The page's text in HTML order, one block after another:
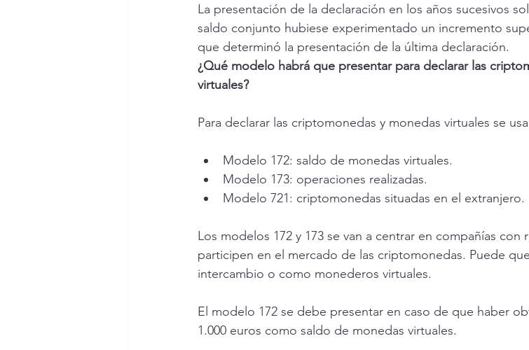
La presentación de la declaración en los años sucesivos
saldo conjunto hubiese experimentado un incremento
que determinó la presentación de la última declaración.
¿Qué modelo habrá que presentar para declarar las
virtuales?
Para declarar las criptomonedas y monedas virtuales se
Modelo 172: saldo de monedas virtuales.
Modelo 173: operaciones realizadas.
Modelo 721: criptomonedas situadas en el extranjero.
Los modelos 172 y 173 se van a centrar en compañías con
participen en el mercado de las criptomonedas. Puede
intercambio o como monederos virtuales.
El modelo 172 se debe presentar en caso de que haber
1.000 euros como saldo de monedas virtuales.